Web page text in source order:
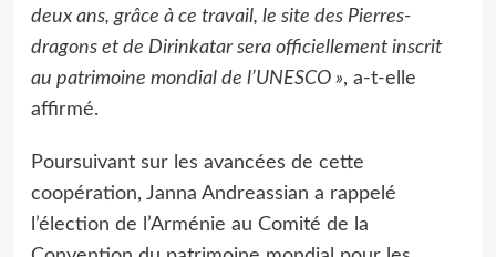
deux ans, grâce à ce travail, le site des Pierres-
dragons et de Dirinkatar sera officiellement inscrit
au patrimoine mondial de l’UNESCO », a-t-elle
affirmé.
Poursuivant sur les avancées de cette
coopération, Janna Andreassian a rappelé
l’élection de l’Arménie au Comité de la